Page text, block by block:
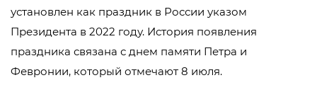
установлен как праздник в России указом
Президента в 2022 году. История появления
праздника связана с днем памяти Петра и
Февронии, который отмечают 8 июля.